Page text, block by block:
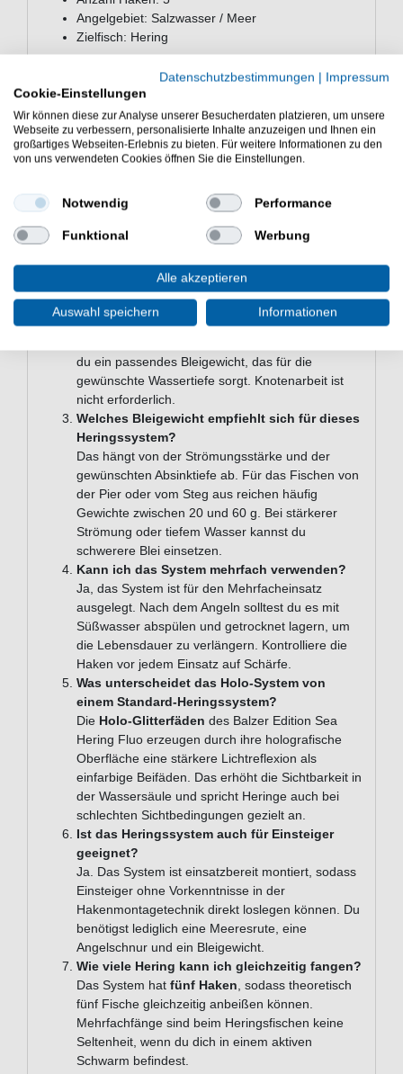
Angelgebiet: Salzwasser / Meer
Zielfisch: Hering
Häufige Fragen zum Balzer Edition
Sea Hering Fluo Heringssystem Holo
Für welche Zielfische eignet sich das
Heringssystem?
Das System ist speziell für das Angeln auf
und die Holo-Glitterfäden sind auf die Größe und
das Beuteverhalten des Herings abgestimmt.
Andere kleine Meeresfische wie Sprotte oder
Makrele können ebenfalls an den Haken gehen.
Wie montiere ich das Heringssystem an meine
Angelausrüstung?
Das System ist fertig montiert und wird direkt mit
einem Wirbel oder Karabiner an die Hauptschnur
du ein passendes Bleigewicht, das für die
gewünschte Wassertiefe sorgt. Knotenarbeit ist
nicht erforderlich.
Welches Bleigewicht empfiehlt sich für dieses
Heringssystem?
Das hängt von der Strömungsstärke und der
gewünschten Absinktiefe ab. Für das Fischen von
der Pier oder vom Steg aus reichen häufig
Gewichte zwischen 20 und 60 g. Bei stärkerer
Strömung oder tiefem Wasser kannst du
schwerere Blei einsetzen.
Kann ich das System mehrfach verwenden?
Ja, das System ist für den Mehrfacheinsatz
ausgelegt. Nach dem Angeln solltest du es mit
Süßwasser abspülen und getrocknet lagern, um
die Lebensdauer zu verlängern. Kontrolliere die
Haken vor jedem Einsatz auf Schärfe.
Was unterscheidet das Holo-System von
einem Standard-Heringssystem?
Die Holo-Glitterfäden des Balzer Edition Sea
Hering Fluo erzeugen durch ihre holografische
Oberfläche eine stärkere Lichtreflexion als
einfarbige Beifäden. Das erhöht die Sichtbarkeit in
der Wassersäule und spricht Heringe auch bei
schlechten Sichtbedingungen gezielt an.
Ist das Heringssystem auch für Einsteiger
geeignet?
Ja. Das System ist einsatzbereit montiert, sodass
Einsteiger ohne Vorkenntnisse in der
Hakenmontagetechnik direkt loslegen können. Du
benötigst lediglich eine Meeresrute, eine
Angelschnur und ein Bleigewicht.
Wie viele Hering kann ich gleichzeitig fangen?
Das System hat fünf Haken, sodass theoretisch
fünf Fische gleichzeitig anbeißen können.
Mehrfachfänge sind beim Heringsfischen keine
Seltenheit, wenn du dich in einem aktiven
Schwarm befindest.
Datenschutzbestimmungen | Impressum
Cookie-Einstellungen
Wir können diese zur Analyse unserer Besucherdaten platzieren, um unsere
Webseite zu verbessern, personalisierte Inhalte anzuzeigen und Ihnen ein
großartiges Webseiten-Erlebnis zu bieten. Für weitere Informationen zu den
von uns verwendeten Cookies öffnen Sie die Einstellungen.
Notwendig Performance
Funktional Werbung
Alle akzeptieren
Auswahl speichern Informationen